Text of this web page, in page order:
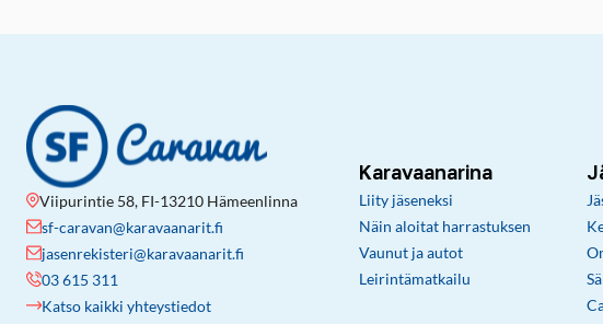
Viipurintie 58, FI-13210 Hämeenlinna
sf-caravan@karavaanarit.fi
jasenrekisteri@karavaanarit.fi
03 615 311
Katso kaikki yhteystiedot
Karavaanarina
Liity jäseneksi
Näin aloitat harrastuksen
Vaunut ja autot
Leirintämatkailu